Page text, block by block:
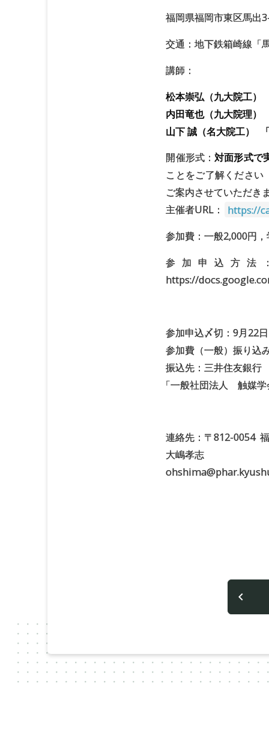
福岡県福岡市東区馬出
交通：地下鉄箱崎線「
講師：
松本崇弘（九大院工）
内田竜也（九大院理）
山下 誠（名大院工）
開催形式：対面形式で
ことをご了解ください
ご案内させていただき
主催者URL：
https://
参加費：一般2,000円
参加申込方法
https://
参加申込〆切：9月22
参加費（一般）振り込
振込先：三井住友銀
「一般社団法人 触媒
連絡先：〒812-0054
大嶋孝志